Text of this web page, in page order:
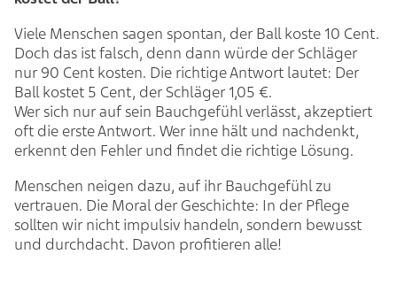
Viele Menschen sagen spontan, der Ball koste 10 Cent.
Doch das ist falsch, denn dann würde der Schläger
nur 90 Cent kosten. Die richtige Antwort lautet: Der
Ball kostet 5 Cent, der Schläger 1,05 €.
Wer sich nur auf sein Bauchgefühl verlässt, akzeptiert
oft die erste Antwort. Wer inne hält und nachdenkt,
erkennt den Fehler und findet die richtige Lösung.
Menschen neigen dazu, auf ihr Bauchgefühl zu
vertrauen. Die Moral der Geschichte: In der Pflege
sollten wir nicht impulsiv handeln, sondern bewusst
und durchdacht. Davon profitieren alle!